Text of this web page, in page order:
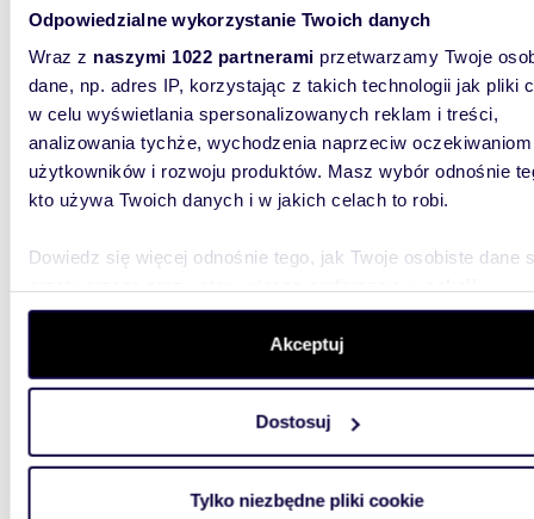
Odpowiedzialne wykorzystanie Twoich danych
Wraz z naszymi 1022 partnerami przetwarzamy Twoje
dane, np. adres IP, korzystając z takich technologii jak pliki
w celu wyświetlania spersonalizowanych reklam i treści,
analizowania tychże, wychodzenia naprzeciw oczekiwaniom
użytkowników i rozwoju produktów. Masz wybór odnośnie
kto używa Twoich danych i w jakich celach to robi.
Dowiedz się więcej odnośnie tego, jak Twoje osobiste dane
szczegółów. W Deklaracji plików cookie możesz zmienić
wycofać swoją zgodę w dowolnej chwili.
aby oferować funkcje społecznościowe i analizować ruch w
witrynie. Informacje o tym, jak korzystasz z naszej witryny,
analitycznym. Partnerzy mogą połączyć te informacje z
Akceptuj
Dostosuj
Tylko niezbędne pliki cookie
335
10
okolicy.